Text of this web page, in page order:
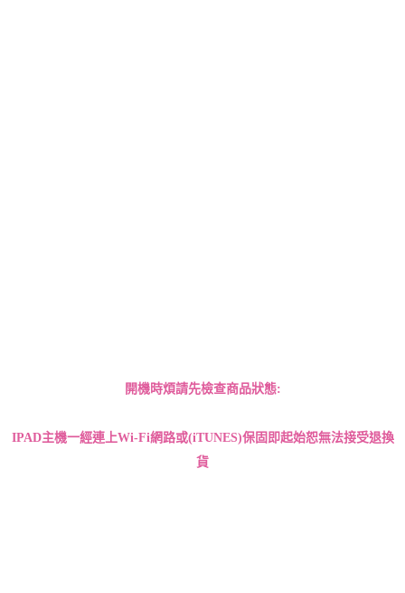
開機時煩請先檢查商品狀態:
IPAD主機一經連上Wi-Fi網路或(iTUNES)保固即起始恕無法接受退換
貨